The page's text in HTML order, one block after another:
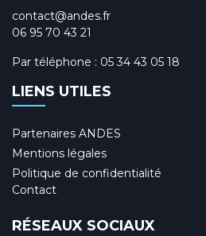
contact@andes.fr
06 95 70 43 21
Par téléphone : 05 34 43 05 18
LIENS UTILES
Partenaires ANDES
Mentions légales
Politique de confidentialité
Contact
RÉSEAUX SOCIAUX